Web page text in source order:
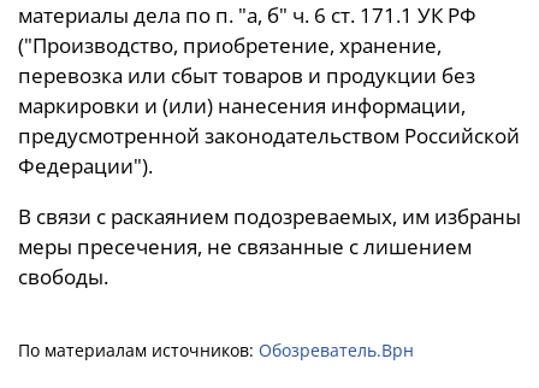
материалы дела по п. "а, б" ч. 6 ст. 171.1 УК РФ
("Производство, приобретение, хранение,
перевозка или сбыт товаров и продукции без
маркировки и (или) нанесения информации,
предусмотренной законодательством Российской
Федерации").
В связи с раскаянием подозреваемых, им избраны
меры пресечения, не связанные с лишением
свободы.
По материалам источников: Обозреватель.Врн